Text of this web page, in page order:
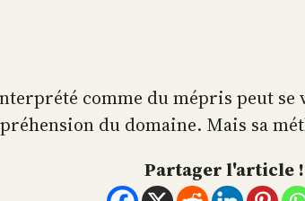
comme du mépris peut
du domaine. Mais sa
Partager l'article